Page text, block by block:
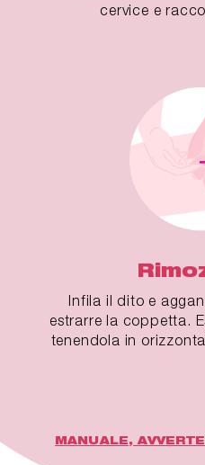
cervice e
Infila il dito e
estrarre la coppetta.
tenendola in
MANUALE,